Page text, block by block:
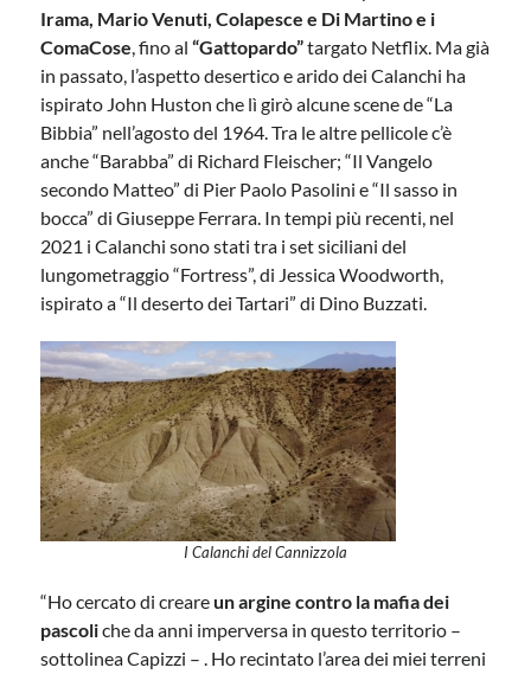
Irama, Mario Venuti, Colapesce e Di Martino e i
ComaCose, fino al“Gattopardo”targato Netflix. Ma già
in passato, l’aspetto desertico e arido dei Calanchi ha
ispirato John Huston che lì girò alcune scene de “La
Bibbia” nell’agosto del 1964. Tra le altre pellicole c’è
anche “Barabba” di Richard Fleischer; “Il Vangelo
secondo Matteo” di Pier Paolo Pasolini e “Il sasso in
bocca” di Giuseppe Ferrara. In tempi più recenti, nel
2021 i Calanchi sono stati tra i set siciliani del
lungometraggio “Fortress”, di Jessica Woodworth,
ispirato a “Il deserto dei Tartari” di Dino Buzzati.
I Calanchi del Cannizzola
“Ho cercato di creareun argine contro la mafia dei
pascoliche da anni imperversa in questo territorio –
sottolinea Capizzi – . Ho recintato l’area dei miei terreni